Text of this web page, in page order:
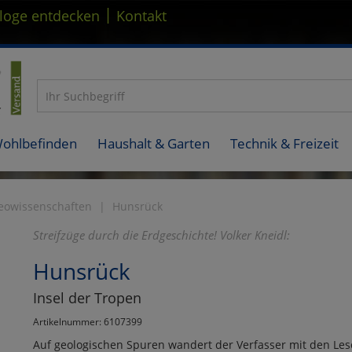
entdecken | Kontakt
Haushalt & Garten Technik & Freizeit
Hunsrück
Streifzüge durch die Erdgeschichte! Volker Kneidl:
Hunsrück
Insel der Tropen
Artikelnummer: 6107399
Auf geologischen Spuren wandert der Verfasser mit den